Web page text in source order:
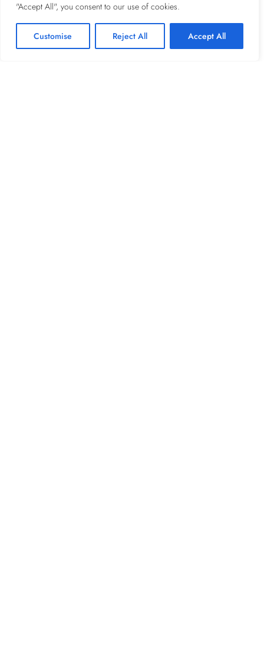
"Accept All", you consent to our use of cookies.
Customise Reject All Accept All